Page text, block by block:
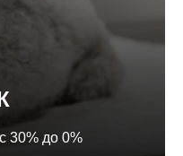
30% до 0%